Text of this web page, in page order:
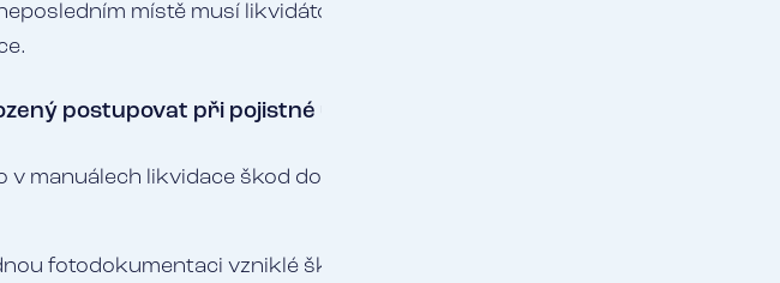
místě musí likvidátor umět zvládat stres a emoce, protože často
postupovat při pojistné události?
v manuálech likvidace škod doporučujeme klientům základní postup při
fotodokumentaci vzniklé škody (příčina, celkový pohled, detaily